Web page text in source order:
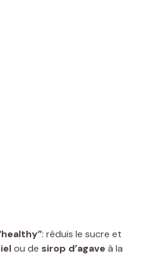
: réduis le sucre et
ou de sirop d’agave à la